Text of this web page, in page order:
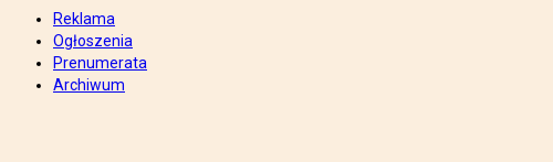
Reklama
Ogłoszenia
Prenumerata
Archiwum